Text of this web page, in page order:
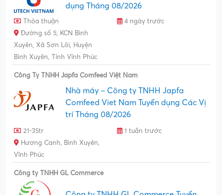
dụng Tháng 08/2026
Thỏa thuận
4 ngày trước
Đường số 5, KCN Bình
Xuyên, Xã Sơn Lôi, Huyện
Bình Xuyên, Tỉnh Vĩnh Phúc
Công Ty TNHH Japfa Comfeed Việt Nam
Nhà máy – Công ty TNHH Japfa
Comfeed Viet Nam Tuyển dụng Các Vị
trí Tháng 08/2026
21-35tr
1 tuần trước
Hương Canh, Bình Xuyên,
Vĩnh Phúc
Công ty TNHH GL Commerce